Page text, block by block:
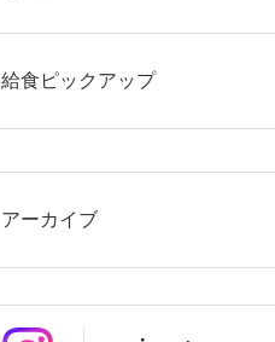
給食ピックアップ
アーカイブ